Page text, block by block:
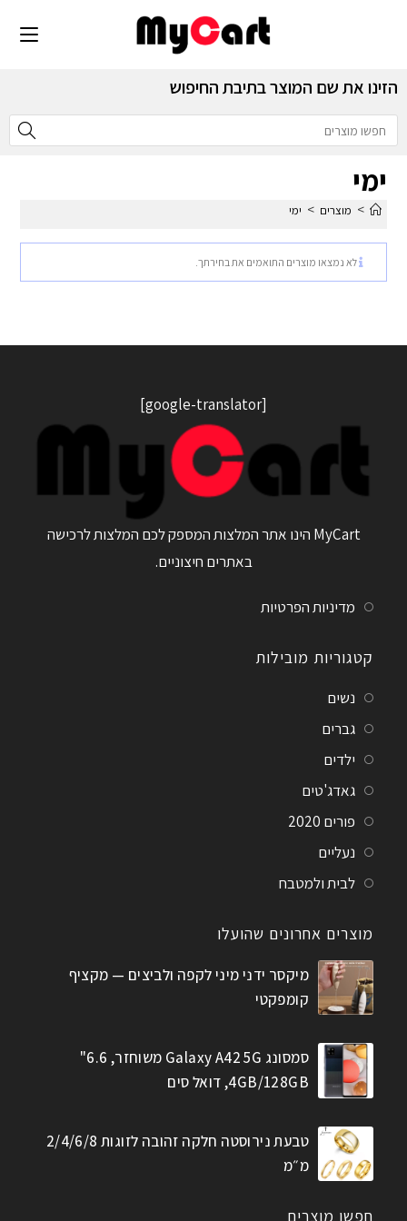
הזינו את שם המוצר בתיבת החיפוש
ימי
> מוצרים > ימי
לא נמצאו מוצרים התואמים את בחירתך.
[google-translator]
MyCart הינו אתר המלצות המספק לכם המלצות לרכישה
באתרים חיצוניים.
מדיניות הפרטיות
קטגוריות מובילות
נשים
גברים
ילדים
גאדג'טים
פורים 2020
נעליים
לבית ולמטבח
מוצרים אחרונים שהועלו
מיקסר ידני מיני לקפה ולביצים — מקציף
קומפקטי
סמסונג Galaxy A42 5G משוחזר, 6.6"
4GB/128GB, דואל סים
טבעת נירוסטה חלקה זהובה לזוגות 2/4/6/8
מ״מ
חפשו מוצרים